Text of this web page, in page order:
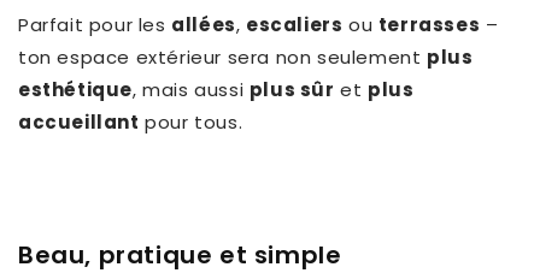
Parfait pour les allées, escaliers ou terrasses –
ton espace extérieur sera non seulement plus
esthétique, mais aussi plus sûr et plus
accueillant pour tous.
Beau, pratique et simple